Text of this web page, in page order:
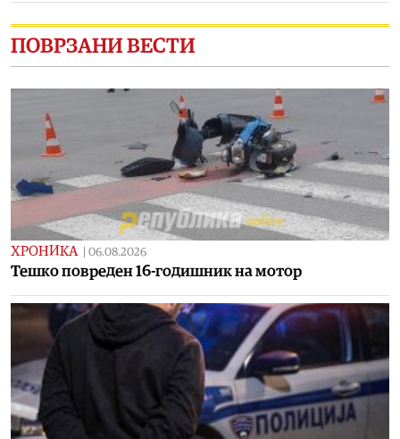
ПОВРЗАНИ ВЕСТИ
ХРОНИКА 06.08.2026
Тешко повреден 16-годишник на мотор